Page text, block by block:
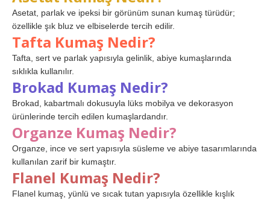
Asetat, parlak ve ipeksi bir görünüm sunan kumaş türüdür;
özellikle şık bluz ve elbiselerde tercih edilir.
Tafta Kumaş Nedir?
Tafta, sert ve parlak yapısıyla gelinlik, abiye kumaşlarında
sıklıkla kullanılır.
Brokad Kumaş Nedir?
Brokad, kabartmalı dokusuyla lüks mobilya ve dekorasyon
ürünlerinde tercih edilen kumaşlardandır.
Organze Kumaş Nedir?
Organze, ince ve sert yapısıyla süsleme ve abiye tasarımlarında
kullanılan zarif bir kumaştır.
Flanel Kumaş Nedir?
Flanel kumaş, yünlü ve sıcak tutan yapısıyla özellikle kışlık